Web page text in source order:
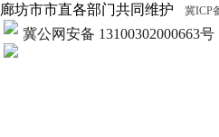
廊坊市市直各部门共同维护
冀ICP
冀公网安备 13100302000663号